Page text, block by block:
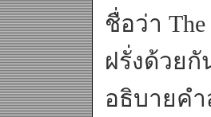
ชื่อว่า
ฝรั่งด้วยกั
อธิบายค